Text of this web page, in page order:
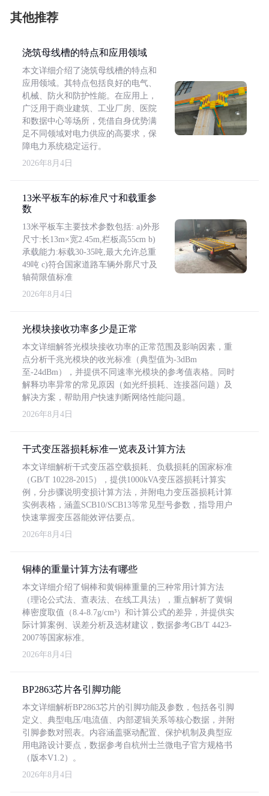
其他推荐
浇筑母线槽的特点和应用领域
本文详细介绍了浇筑母线槽的特点和
应用领域。其特点包括良好的电气、
机械、防火和防护性能。在应用上，
广泛用于商业建筑、工业厂房、医院
和数据中心等场所，凭借自身优势满
足不同领域对电力供应的高要求，保
障电力系统稳定运行。
2026年8月4日
13米平板车的标准尺寸和载重参
数
13米平板车主要技术参数包括: a)外形
尺寸:长13m×宽2.45m,栏板高55cm b)
承载能力:标载30-35吨,最大允许总重
49吨 c)符合国家道路车辆外廓尺寸及
轴荷限值标准
2026年8月4日
光模块接收功率多少是正常
本文详细解答光模块接收功率的正常范围及影响因素，重
点分析千兆光模块的收光标准（典型值为-3dBm
至-24dBm），并提供不同速率光模块的参考值表格。同时
解释功率异常的常见原因（如光纤损耗、连接器问题）及
解决方案，帮助用户快速判断网络性能问题。
2026年8月4日
干式变压器损耗标准一览表及计算方法
本文详细解析干式变压器空载损耗、负载损耗的国家标准
（GB/T 10228-2015），提供1000kVA变压器损耗计算实
例，分步骤说明变损计算方法，并附电力变压器损耗计算
实例表格，涵盖SCB10/SCB13等常见型号参数，指导用户
快速掌握变压器能效评估要点。
2026年8月4日
铜棒的重量计算方法有哪些
本文详细介绍了铜棒和黄铜棒重量的三种常用计算方法
（理论公式法、查表法、在线工具法），重点解析了黄铜
棒密度取值（8.4-8.7g/cm³）和计算公式的差异，并提供实
际计算案例、误差分析及选材建议，数据参考GB/T 4423-
2007等国家标准。
2026年8月4日
BP2863芯片各引脚功能
本文详细解析BP2863芯片的引脚功能及参数，包括各引脚
定义、典型电压/电流值、内部逻辑关系等核心数据，并附
引脚参数对照表。内容涵盖驱动配置、保护机制及典型应
用电路设计要点，数据参考自杭州士兰微电子官方规格书
（版本V1.2）。
2026年8月4日